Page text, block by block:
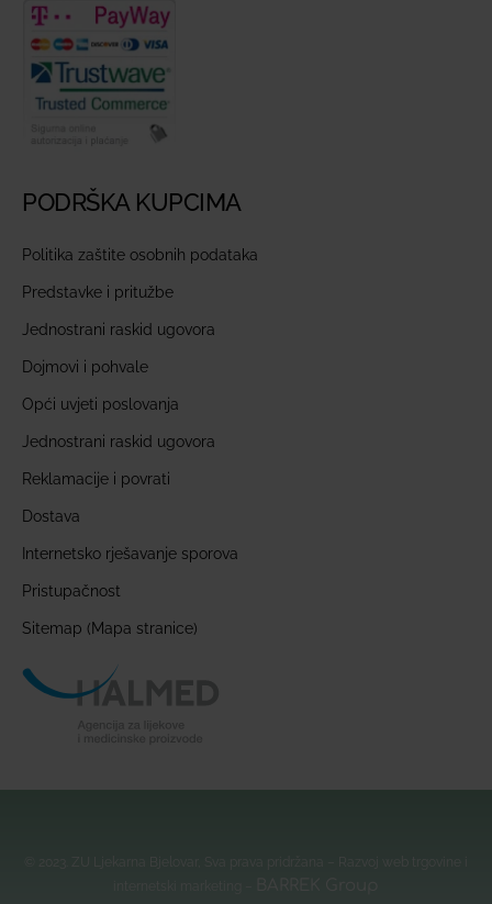
PODRŠKA KUPCIMA
Politika zaštite osobnih podataka
Predstavke i pritužbe
Jednostrani raskid ugovora
Dojmovi i pohvale
Opći uvjeti poslovanja
Jednostrani raskid ugovora
Reklamacije i povrati
Dostava
Internetsko rješavanje sporova
Pristupačnost
Sitemap (Mapa stranice)